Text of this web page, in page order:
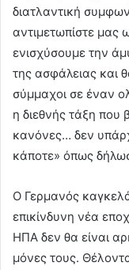
διατλαντική
αντιμετωπίστε μας
ενισχύσουμε την
της ασφάλειας και
σύμμαχοι σε έναν
η διεθνής τάξη που
κανόνες… δεν
κάποτε» όπως
Ο Γερμανός
επικίνδυνη νέα
ΗΠΑ δεν θα είναι
μόνες τους.